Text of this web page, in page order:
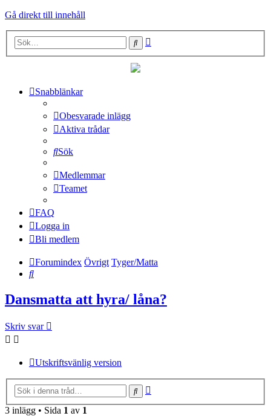
Gå direkt till innehåll
Sök
Snabblänkar
Obesvarade inlägg
Aktiva trådar
Sök
Medlemmar
Teamet
FAQ
Logga in
Bli medlem
Forumindex Övrigt Tyger/Matta
Sök
Dansmatta att hyra/ låna?
Skriv svar
Utskriftsvänlig version
Sök
3 inlägg • Sida 1 av 1